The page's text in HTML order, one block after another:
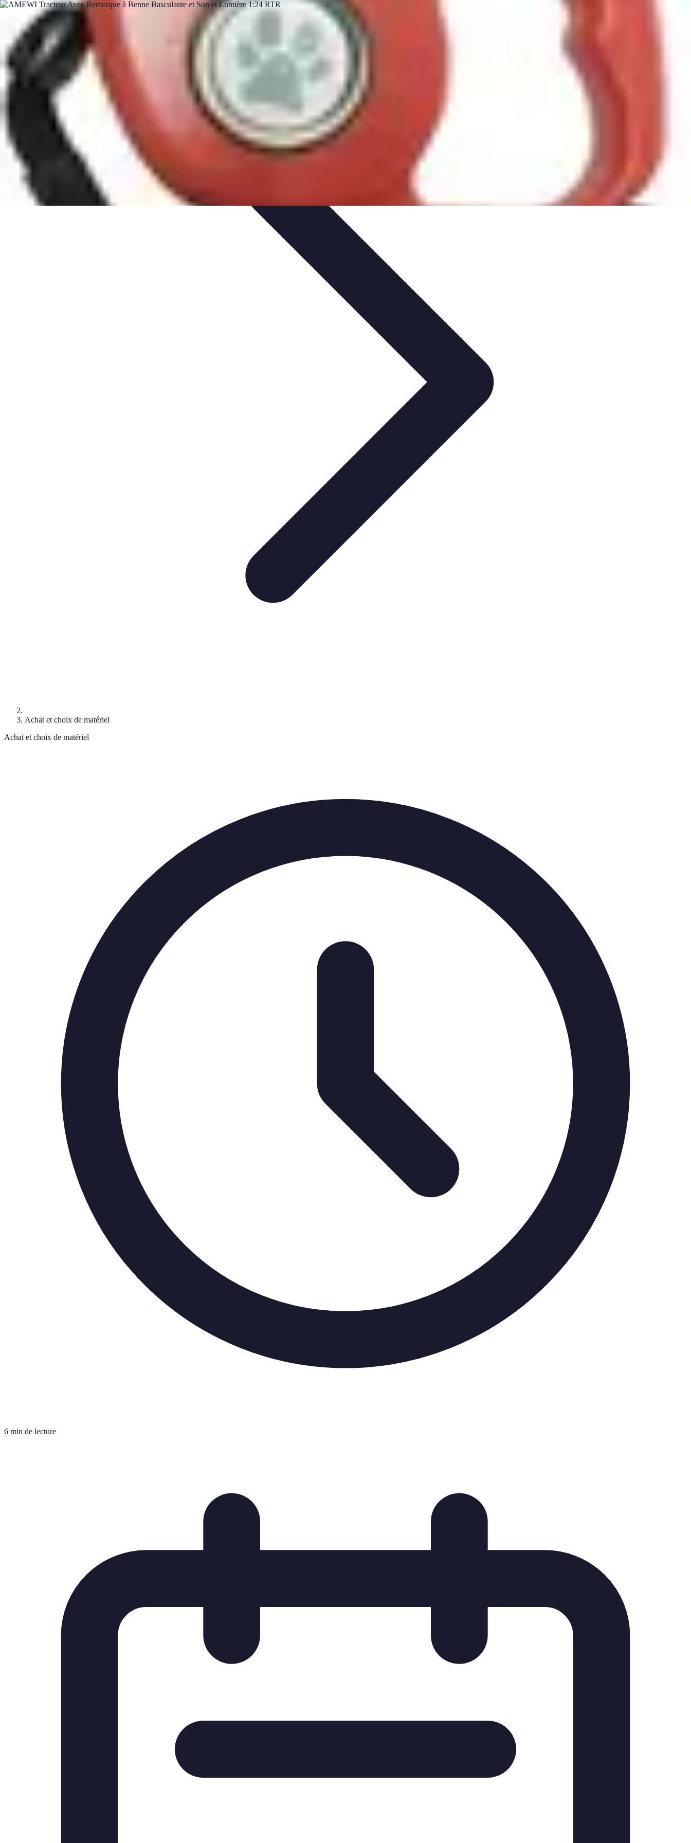
Materiel Tracteur
Entretien et Utilisation
Guide d'achat Entretien et Maintenance
Materiel Tracteur
Achat et choix de matériel
Achat et choix de matériel
6 min de lecture